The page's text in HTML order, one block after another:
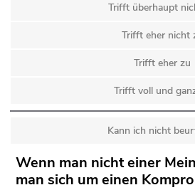
Trifft überhaupt
Trifft eher nicht
Trifft eher zu
Trifft voll und
Kann ich nicht
Wenn man nicht einer
man sich um einen